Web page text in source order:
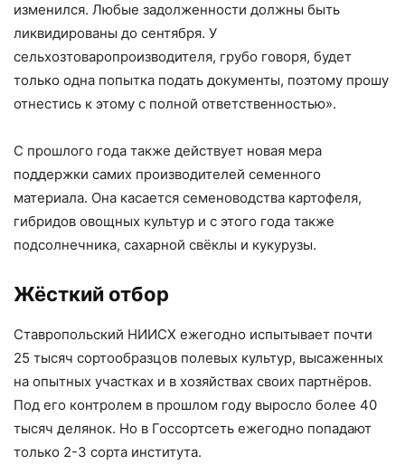
изменился. Любые задолженности должны быть
ликвидированы до сентября. У
сельхозтоваропроизводителя, грубо говоря, будет
только одна попытка подать документы, поэтому прошу
отнестись к этому с полной ответственностью».
С прошлого года также действует новая мера
поддержки самих производителей семенного
материала. Она касается семеноводства картофеля,
гибридов овощных культур и с этого года также
подсолнечника, сахарной свёклы и кукурузы.
Жёсткий отбор
Ставропольский НИИСХ ежегодно испытывает почти
25 тысяч сортообразцов полевых культур, высаженных
на опытных участках и в хозяйствах своих партнёров.
Под его контролем в прошлом году выросло более 40
тысяч делянок. Но в Госсортсеть ежегодно попадают
только 2-3 сорта института.